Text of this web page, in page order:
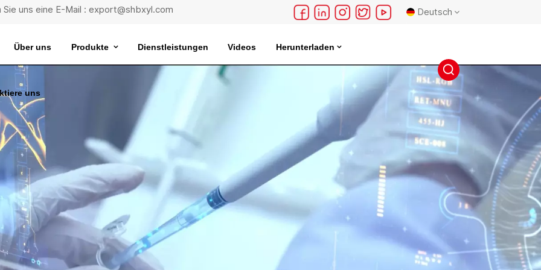
Sie uns eine E-Mail : export@shbxyl.com Deutsch
English
français
русский
español
português
日本語
Über uns Produkte Dienstleistungen Videos Herunterladen
uns